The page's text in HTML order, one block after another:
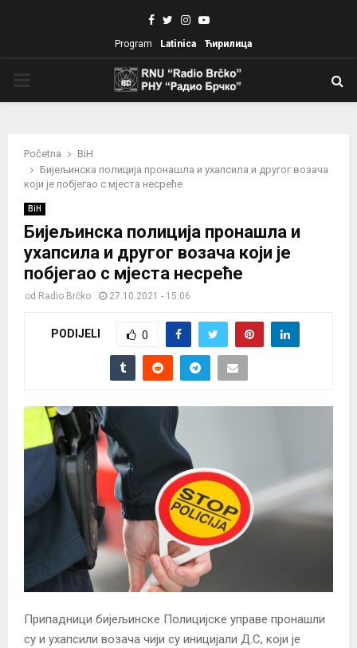
Facebook
TwitterInstagram
Youtube
Program Latinica Ћирилица
Početna
BiH
Бијељинска полиција пронашла и ухапсила и другог возача
који је побјегао с мјеста несреће
BiH
Бијељинска полиција пронашла и
ухапсила и другог возача који је
побјегао с мјеста несреће
od Radio Brčko 27.10.2021 - 15:06
PODIJELI 0
Припадници бијељинске Полицијске управе пронашли
су и ухапсили возача чији су иницијали Д.С, који је